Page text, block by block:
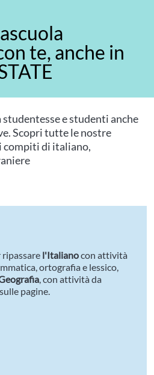
te, anche in
studentesse e studenti anche
Scopri tutte le nostre
compiti di italiano,
l'Italianocon attività
ortografia e lessico,
, con attività da
pagine.